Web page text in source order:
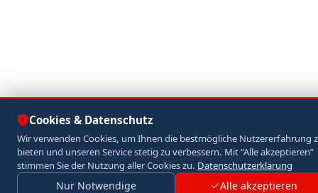
Cookies & Datenschutz
Wir verwenden Cookies, um Ihnen die bestmögliche Nutzererfahrung
bieten und unseren Service stetig zu verbessern. Mit “Alle akzeptieren”
stimmen Sie der Nutzung aller Cookies zu. Datenschutzerklärung
Nur Notwendige Alle akzeptieren